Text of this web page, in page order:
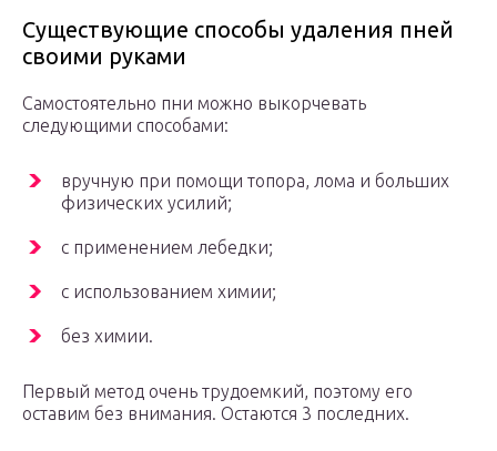
Существующие способы удаления пней
своими руками
Самостоятельно пни можно выкорчевать
следующими способами:
вручную при помощи топора, лома и больших
физических усилий;
с применением лебедки;
с использованием химии;
без химии.
Первый метод очень трудоемкий, поэтому его
оставим без внимания. Остаются 3 последних.